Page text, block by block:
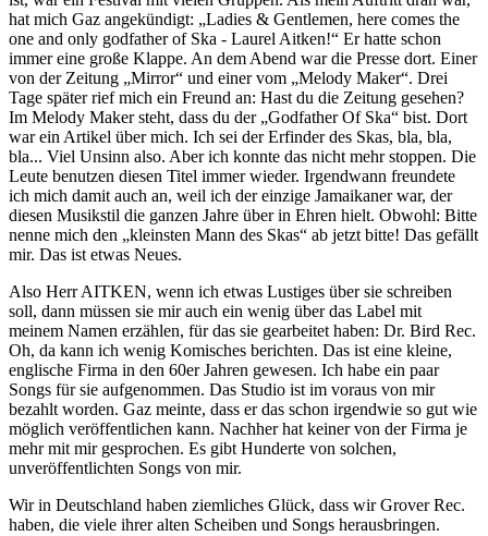
hat mich Gaz angekündigt: „Ladies & Gentlemen, here comes the
one and only godfather of Ska - Laurel Aitken!“ Er hatte schon
immer eine große Klappe. An dem Abend war die Presse dort. Einer
von der Zeitung „Mirror“ und einer vom „Melody Maker“. Drei
Tage später rief mich ein Freund an: Hast du die Zeitung gesehen?
Im Melody Maker steht, dass du der „Godfather Of Ska“ bist. Dort
war ein Artikel über mich. Ich sei der Erfinder des Skas, bla, bla,
bla... Viel Unsinn also. Aber ich konnte das nicht mehr stoppen. Die
Leute benutzen diesen Titel immer wieder. Irgendwann freundete
ich mich damit auch an, weil ich der einzige Jamaikaner war, der
diesen Musikstil die ganzen Jahre über in Ehren hielt. Obwohl: Bitte
nenne mich den „kleinsten Mann des Skas“ ab jetzt bitte! Das gefällt
mir. Das ist etwas Neues.
Also Herr AITKEN, wenn ich etwas Lustiges über sie schreiben
soll, dann müssen sie mir auch ein wenig über das Label mit
meinem Namen erzählen, für das sie gearbeitet haben: Dr. Bird Rec.
Oh, da kann ich wenig Komisches berichten. Das ist eine kleine,
englische Firma in den 60er Jahren gewesen. Ich habe ein paar
Songs für sie aufgenommen. Das Studio ist im voraus von mir
bezahlt worden. Gaz meinte, dass er das schon irgendwie so gut wie
möglich veröffentlichen kann. Nachher hat keiner von der Firma je
mehr mit mir gesprochen. Es gibt Hunderte von solchen,
unveröffentlichten Songs von mir.
Wir in Deutschland haben ziemliches Glück, dass wir Grover Rec.
haben, die viele ihrer alten Scheiben und Songs herausbringen.